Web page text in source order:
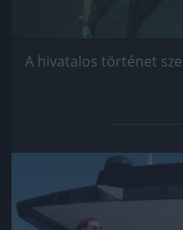
A hivatalos történet
Jön